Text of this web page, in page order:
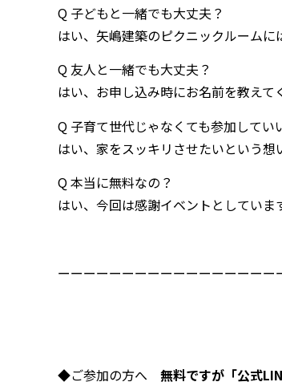
Q 子どもと一緒でも大丈夫？
はい、矢嶋建築のピクニックルーム
Q 友人と一緒でも大丈夫？
はい、お申し込み時にお名前を教えて
Q 子育て世代じゃなくても参加してい
はい、家をスッキリさせたいという
Q 本当に無料なの？
はい、今回は感謝イベントとしていま
ーーーーーーーーーーーーーーーー
◆ご参加の方へ 無料ですが「公式